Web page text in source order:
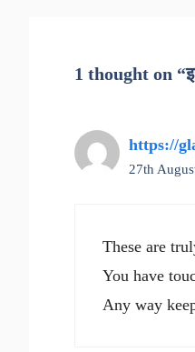
1 thought on
https://
27th
These are
You have
Any way